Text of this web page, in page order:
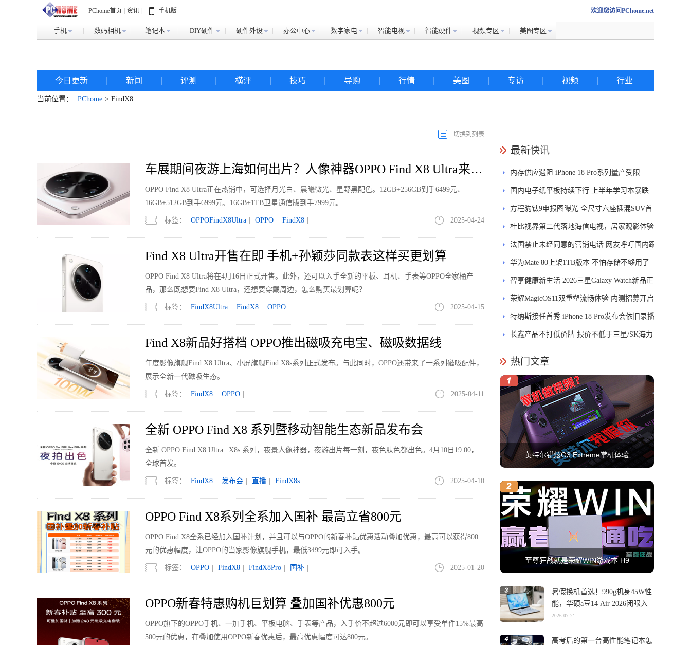
PChome首页 资讯 手机版 欢迎您访问PChome.net
手机 数码相机 笔记本 DIY硬件 硬件外设 办公中心 数字家电 智能电视 智能硬件 视频专区 美图专区
今日更新 新闻 评测 横评 技巧 导购 行情 美图 专访 视频 行业
当前位置： PChome > FindX8
切换到列表
车展期间夜游上海如何出片？人像神器OPPO Find X8 Ultra来帮
你
OPPO Find X8 Ultra正在热销中，可选择月光白、晨曦微光、星野黑配色。12GB+256GB到手6499元、
16GB+512GB到手6999元、16GB+1TB卫星通信版到手7999元。
标签： OPPOFindX8Ultra OPPO FindX8 2025-04-24
Find X8 Ultra开售在即 手机+孙颖莎同款表这样买更划算
OPPO Find X8 Ultra将在4月16日正式开售。此外，还可以入手全新的平板、耳机、手表等OPPO全家桶产
品，那么既想要Find X8 Ultra，还想要穿戴周边，怎么购买最划算呢？
标签： FindX8Ultra FindX8 OPPO 2025-04-15
Find X8新品好搭档 OPPO推出磁吸充电宝、磁吸数据线
年度影像旗舰Find X8 Ultra、小屏旗舰Find X8s系列正式发布。与此同时，OPPO还带来了一系列磁吸配件，
展示全新一代磁吸生态。
标签： FindX8 OPPO 2025-04-11
全新 OPPO Find X8 系列暨移动智能生态新品发布会
全新 OPPO Find X8 Ultra | X8s 系列，夜景人像神器，夜游出片每一刻，夜色肤色都出色。4月10日19:00，
全球首发。
标签： FindX8 发布会 直播 FindX8s 2025-04-10
OPPO Find X8系列全系加入国补 最高立省800元
OPPO Find X8全系已经加入国补计划，并且可以与OPPO的新春补贴优惠活动叠加优惠，最高可以获得800
元的优惠幅度，让OPPO的当家影像旗舰手机，最低3499元即可入手。
标签： OPPO FindX8 FindX8Pro 国补 2025-01-20
OPPO新春特惠购机巨划算 叠加国补优惠800元
OPPO旗下的OPPO手机、一加手机、平板电脑、手表等产品，入手价不超过6000元即可以享受单件15%最高
500元的优惠，在叠加使用OPPO新春优惠后，最高优惠幅度可达800元。
最新快讯
内存供应遇阻 iPhone 18 Pro系列量产受限
国内电子纸平板持续下行 上半年学习本暴跌
84.6%
方程豹钛9申报图曝光 全尺寸六座插混SUV首
发DMS
杜比视界第二代落地海信电视，居家观影体验
能迎来哪些升级？
法国禁止未经同意的营销电话 网友呼吁国内跟
进
华为Mate 80上架1TB版本 不怕存储不够用了
智享健康新生活 2026三星Galaxy Watch新品正
式开售
荣耀MagicOS11双重塑流畅体验 内测招募开启
特纳斯接任首秀 iPhone 18 Pro发布会依旧录播
长鑫产品不打低价牌 报价不低于三星/SK海力
热门文章
英特尔锐炫G3 Extreme掌机体验
至尊狂战就是荣耀WIN游戏本 H9
暑假换机首选！990g机身45W性
能，华硕a豆14 Air 2026闭眼入
2026-07-21
高考后的第一台高性能笔记本怎